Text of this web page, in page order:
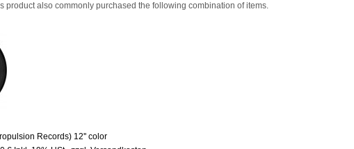
product also commonly purchased the following combination of items.
Records) 12'' color